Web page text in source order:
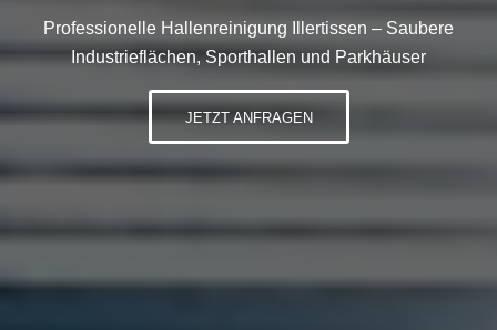
Professionelle Hallenreinigung Illertissen – Saubere
Industrieflächen, Sporthallen und Parkhäuser
JETZT ANFRAGEN